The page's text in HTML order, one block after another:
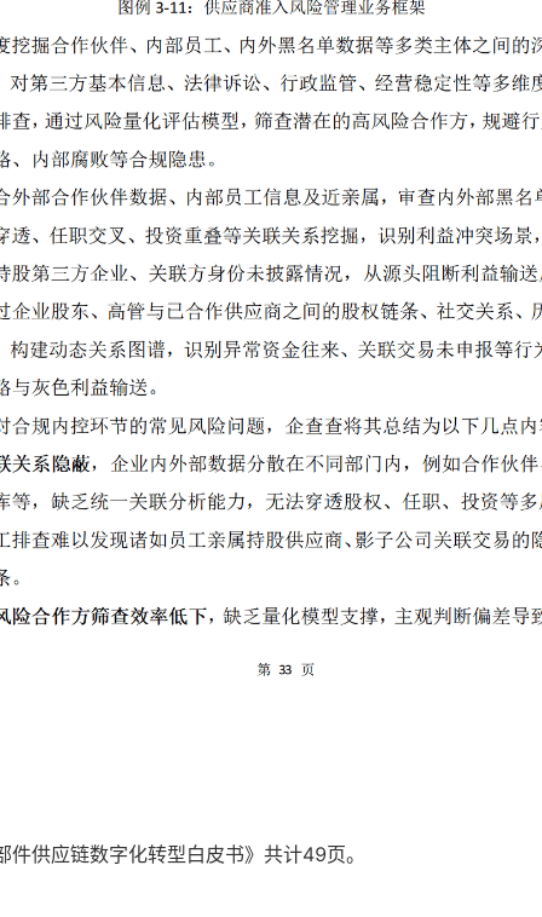
供应链数字化转型白皮书》共计49页。